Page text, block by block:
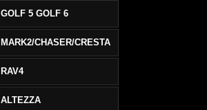
GOLF 5 GOLF 6
MARK2/CHASER/CRESTA
RAV4
ALTEZZA